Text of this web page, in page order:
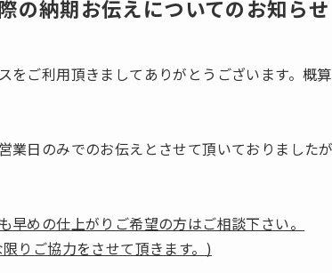
の納期お伝えについてのお知らせ
をご利用頂きましてありがとうございます。概
日のみでのお伝えとさせて頂いておりました
めの仕上がりご希望の方はご相談下さい。
りご協力をさせて頂きます。)